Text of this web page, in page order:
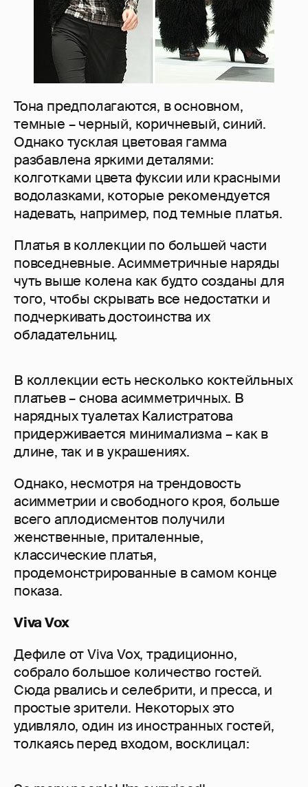
Тона предполагаются, в основном,
темные – черный, коричневый, синий.
Однако тусклая цветовая гамма
разбавлена яркими деталями:
колготками цвета фуксии или красными
водолазками, которые рекомендуется
надевать, например, под темные платья.
Платья в коллекции по большей части
повседневные. Асимметричные наряды
чуть выше колена как будто созданы для
того, чтобы скрывать все недостатки и
подчеркивать достоинства их
обладательниц.
В коллекции есть несколько коктейльных
платьев – снова асимметричных. В
нарядных туалетах Калистратова
придерживается минимализма – как в
длине, так и в украшениях.
Однако, несмотря на трендовость
асимметрии и свободного кроя, больше
всего аплодисментов получили
женственные, приталенные,
классические платья,
продемонстрированные в самом конце
показа.
Viva Vox
Дефиле от Viva Vox, традиционно,
собрало большое количество гостей.
Сюда рвались и селебрити, и пресса, и
простые зрители. Некоторых это
удивляло, один из иностранных гостей,
толкаясь перед входом, восклицал: